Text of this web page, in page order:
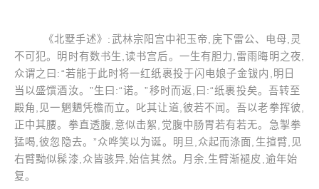
《北墅手述》:武林宗阳宫中祀玉帝,庑下雷公、电母,灵
不可犯。明时有数书生,读书宫后。一生有胆力,雷雨晦明之夜,
众谓之曰:“若能于此时将一红纸裹投于闪电娘子金钹内,明日
当以盛馔酒汝。”生曰:“诺。”移时而返,曰:“纸裹投矣。吾转至
殿角,见一魍魉凭檐而立。叱其让道,彼若不闻。吾以老拳挥彼,
正中其腰。拳直透腹,意似击絮,觉腹中肠胃若有若无。急掣拳
猛喝,彼忽隐去。”众哗笑以为诞。明旦,众起而涤面,生揎臂,见
右臂黝似髹漆,众皆骇异,始信其然。月余,生臂渐褪皮,逾年始
复。